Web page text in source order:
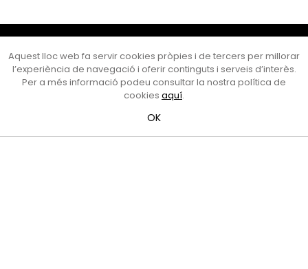
Cultura Mataró
Ajuntament de Mataró
C. de Sant Josep, 9 (Mataró, 08302)
Horari d'obertura: dilluns, dimecres i divendres de 10 a 13 h.
al telèfon al 93 758 23 61
Bústia ciutadana
Aquest lloc web fa servir cookies pròpies i de tercers per millorar
l’experiència de navegació i oferir continguts i serveis d’interès.
Per a més informació podeu consultar la nostra política de
cookies aquí.
OK